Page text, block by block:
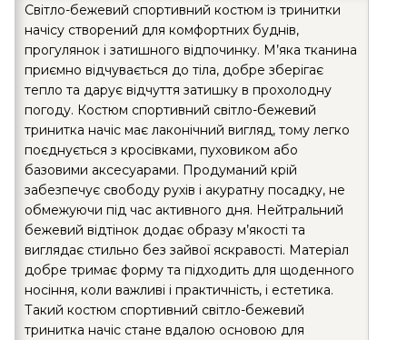
Світло-бежевий спортивний костюм із тринитки
начісу створений для комфортних буднів,
прогулянок і затишного відпочинку. М’яка тканина
приємно відчувається до тіла, добре зберігає
тепло та дарує відчуття затишку в прохолодну
погоду. Костюм спортивний світло-бежевий
тринитка начіс має лаконічний вигляд, тому легко
поєднується з кросівками, пуховиком або
базовими аксесуарами. Продуманий крій
забезпечує свободу рухів і акуратну посадку, не
обмежуючи під час активного дня. Нейтральний
бежевий відтінок додає образу м’якості та
виглядає стильно без зайвої яскравості. Матеріал
добре тримає форму та підходить для щоденного
носіння, коли важливі і практичність, і естетика.
Такий костюм спортивний світло-бежевий
тринитка начіс стане вдалою основою для